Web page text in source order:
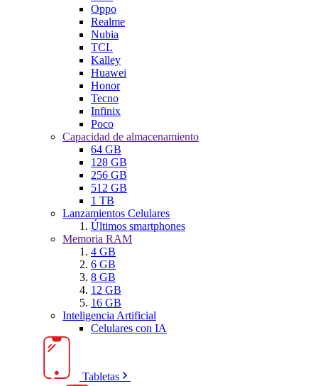
Oppo
Realme
Nubia
TCL
Kalley
Huawei
Honor
Tecno
Infinix
Poco
Capacidad de almacenamiento
64 GB
128 GB
256 GB
512 GB
1 TB
Lanzamientos Celulares
Últimos smartphones
Memoria RAM
4 GB
6 GB
8 GB
12 GB
16 GB
Inteligencia Artificial
Celulares con IA
Tabletas